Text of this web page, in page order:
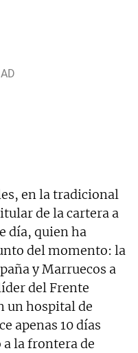
en la tradicional
de la cartera a
día, quien ha
del momento: la
y Marruecos a
del Frente
un hospital de
apenas 10 días
la frontera de